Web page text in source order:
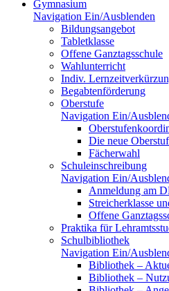
Gymnasium
Navigation Ein/Ausblenden
Bildungsangebot
Tabletklasse
Offene Ganztagsschule
Wahlunterricht
Indiv.
Begabtenförderung
Oberstufe
Navigation Ein/
Die neue
Fächerwahl
Schuleinschreibung
Navigation Ein/
Anmeldung am
Streicherklasse
Offene
Praktika für
Schulbibliothek
Navigation Ein/
Bibliothek –
Bibliothek –